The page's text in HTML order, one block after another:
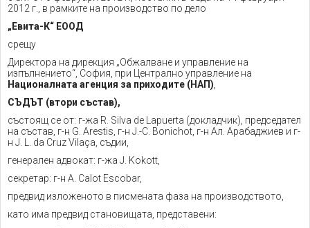
2012 г., в рамките на производство по дело
„Евита-К“ ЕООД
срещу
Директора на дирекция „Обжалване и управление на
изпълнението“, София, при Централно управление на
Националната агенция за приходите (НАП)
СЪДЪТ (втори състав),
състоящ се от: г-жа R. Silva de Lapuerta (докладчик), председател
на състав, г-н G. Arestis, г-н J.-C. Bonichot, г-н Ал. Арабаджиев и г-
н J. L. da Cruz Vilaça, съдии,
генерален адвокат: г-жа J. Kokott,
секретар: г-н A. Calot Escobar,
предвид изложеното в писмената фаза на производството,
като има предвид становищата, представени: